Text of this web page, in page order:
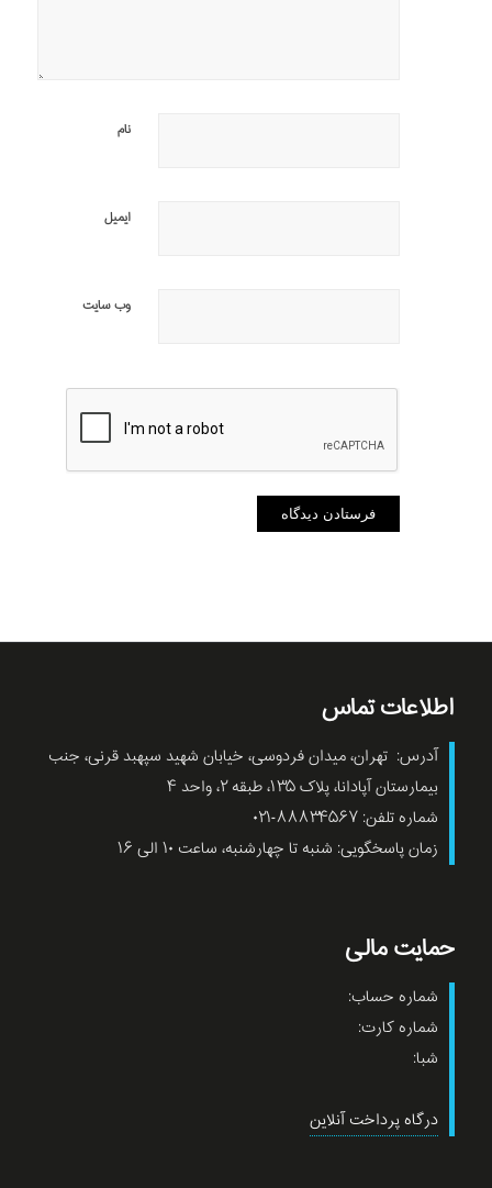
نام
ایمیل
وب‌ سایت
اطلاعات تماس
آدرس: تهران، میدان فردوسی، خیابان شهید سپهبد قرنی، جنب
بیمارستان آپادانا، پلاک ۱۳۵، طبقه ۲، واحد ۴
شماره تلفن: ۸۸۸۳۴۵۶۷-۰۲۱
زمان پاسخگویی: شنبه تا چهارشنبه، ساعت ۱۰ الی ۱۶
حمایت مالی
شماره حساب:
شماره کارت:
شبا:
درگاه پرداخت آنلاین